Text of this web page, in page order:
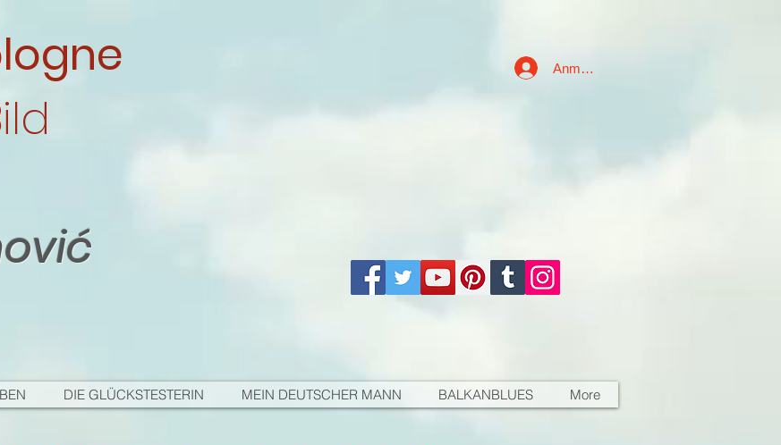
Anmelden
DIE GLÜCKSTESTERIN MEIN DEUTSCHER MANN BALKANBLUES More